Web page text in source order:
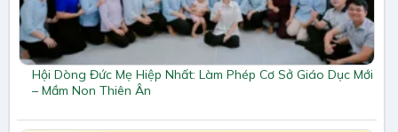
Hội Dòng Đức Mẹ Hiệp Nhất: Làm Phép Cơ Sở Giáo Dục Mới
– Mầm Non Thiên Ân